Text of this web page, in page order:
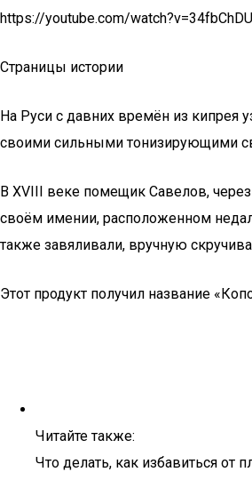
https://youtube.com/
Страницы истории
На Руси с давних времён из кипрея
своими сильными тонизирующими
В XVIII веке помещик Савелов, через
своём имении, расположенном
также завяливали, вручную
Этот продукт получил название
Читайте также:
Что делать, как избавиться